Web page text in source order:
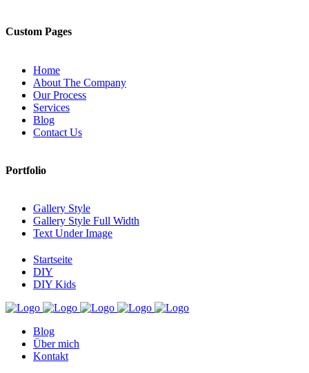
Custom Pages
Home
About The Company
Our Process
Services
Blog
Contact Us
Portfolio
Gallery Style
Gallery Style Full Width
Text Under Image
Startseite
DIY
DIY Kids
Blog
Über mich
Kontakt